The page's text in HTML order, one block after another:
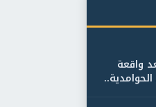
واقعة